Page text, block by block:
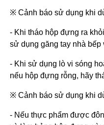
※ Cảnh báo sử dụng khi
- Khi tháo hộp đựng ra
sử dụng găng tay nhà bếp
- Khi sử dụng lò vi sóng
nếu hộp đựng rỗng, hãy
※ Cảnh báo sử dụng khi
- Nếu thực phẩm được